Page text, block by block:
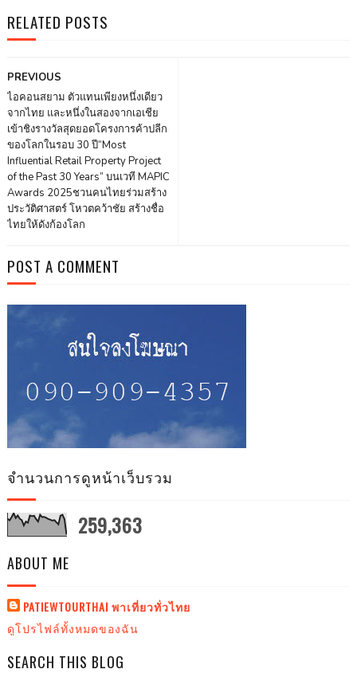
RELATED POSTS
PREVIOUS
ไอคอนสยาม ตัวแทนเพียงหนึ่งเดียว
จากไทย และหนึ่งในสองจากเอเชีย
เข้าชิงรางวัลสุดยอดโครงการค้าปลีก
ของโลกในรอบ 30 ปี“Most
Influential Retail Property Project
of the Past 30 Years” บนเวที MAPIC
Awards 2025ชวนคนไทยร่วมสร้าง
ประวัติศาสตร์ โหวตคว้าชัย สร้างชื่อ
ไทยให้ดังก้องโลก
POST A COMMENT
จำนวนการดูหน้าเว็บรวม
259,363
ABOUT ME
PATIEWTOURTHAI พาเที่ยวทั่วไทย
ดูโปรไฟล์ทั้งหมดของฉัน
SEARCH THIS BLOG